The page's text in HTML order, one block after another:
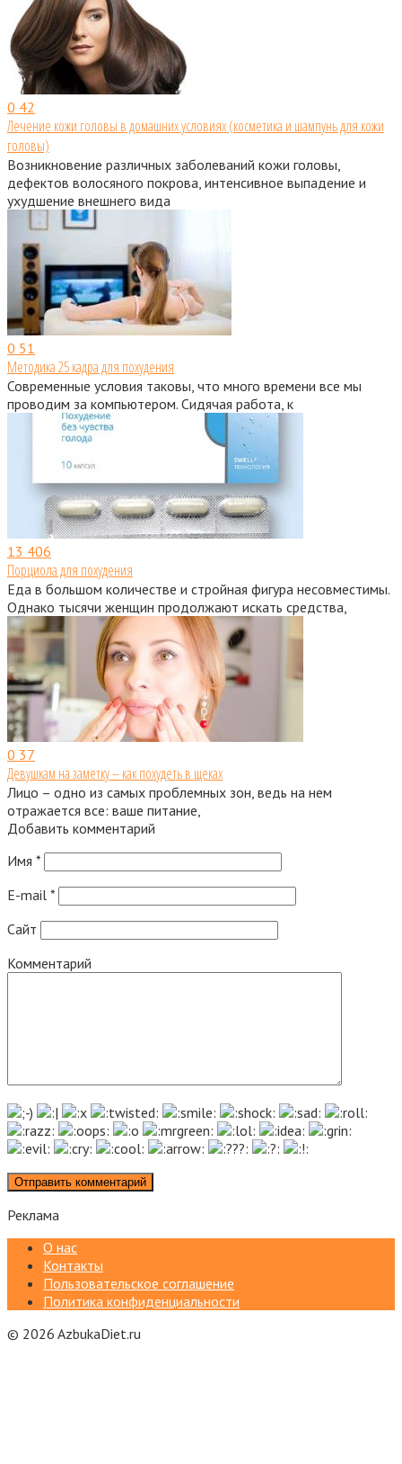
0 42
Лечение кожи головы в домашних условиях (косметика и шампунь для кожи
головы)
Возникновение различных заболеваний кожи головы,
дефектов волосяного покрова, интенсивное выпадение и
ухудшение внешнего вида
0 51
Методика 25 кадра для похудения
Современные условия таковы, что много времени все мы
проводим за компьютером. Сидячая работа, к
13 406
Порциола для похудения
Еда в большом количестве и стройная фигура несовместимы.
Однако тысячи женщин продолжают искать средства,
0 37
Девушкам на заметку – как похудеть в щеках
Лицо – одно из самых проблемных зон, ведь на нем
отражается все: ваше питание,
Добавить комментарий
Имя *
E-mail *
Сайт
Комментарий
Реклама
О нас
Контакты
Пользовательское соглашение
Политика конфиденциальности
© 2026 AzbukaDiet.ru